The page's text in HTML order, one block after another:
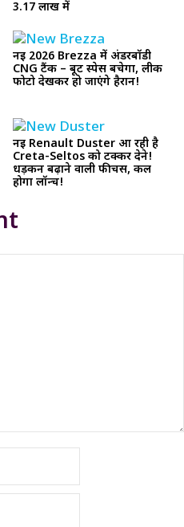
₹3.17 लाख में
नई 2026 Brezza में अंडरबॉडी
CNG टैंक – बूट स्पेस बचेगा, लीक
फोटो देखकर हो जाएंगे हैरान!
नई Renault Duster आ रही है
Creta-Seltos को टक्कर देने!
धड़कन बढ़ाने वाली फीचर्स, कल
होगा लॉन्च!